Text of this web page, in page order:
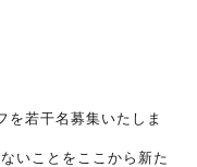
を若干名募集いたしま
いことをここから新た